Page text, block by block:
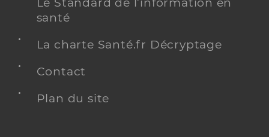
Le Standard de l’information en
santé
La charte Santé.fr Décryptage
Contact
Plan du site